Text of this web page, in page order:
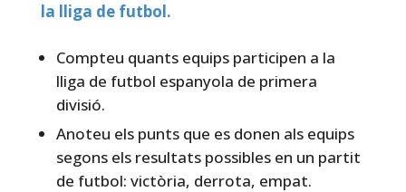
la lliga de futbol.
Compteu quants equips participen a la
lliga de futbol espanyola de primera
divisió.
Anoteu els punts que es donen als equips
segons els resultats possibles en un partit
de futbol: victòria, derrota, empat.